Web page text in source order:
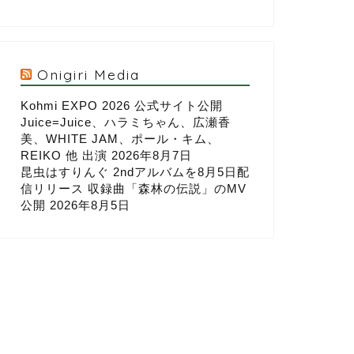
Onigiri Media
Kohmi EXPO 2026 公式サイト公開
Juice=Juice、ハラミちゃん、広瀬香
美、WHITE JAM、ポール・キム、
REIKO 他 出演 2026年8月7日
昆虫はすりんぐ 2ndアルバムを8月5日配
信リリース 収録曲「森林の伝説」のMV
公開 2026年8月5日